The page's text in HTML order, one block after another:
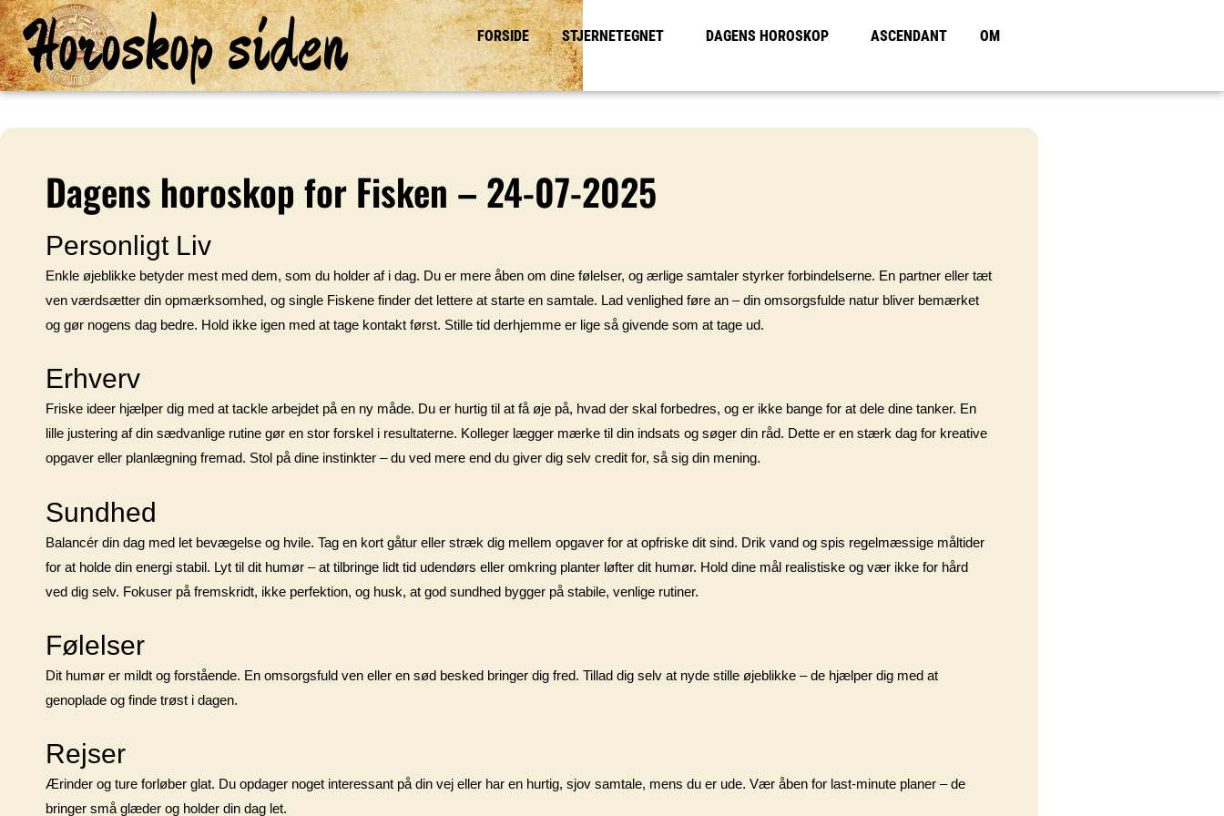
Horoskop siden FORSIDE STJERNETEGNET DAGENS HOROSKOP ASCENDANT OM
Dagens horoskop for Fisken – 24-07-2025
Personligt Liv
Enkle øjeblikke betyder mest med dem, som du holder af i dag. Du er mere åben om dine følelser, og ærlige samtaler styrker forbindelserne. En partner eller tæt
ven værdsætter din opmærksomhed, og single Fiskene finder det lettere at starte en samtale. Lad venlighed føre an – din omsorgsfulde natur bliver bemærket
og gør nogens dag bedre. Hold ikke igen med at tage kontakt først. Stille tid derhjemme er lige så givende som at tage ud.
Erhverv
Friske ideer hjælper dig med at tackle arbejdet på en ny måde. Du er hurtig til at få øje på, hvad der skal forbedres, og er ikke bange for at dele dine tanker. En
lille justering af din sædvanlige rutine gør en stor forskel i resultaterne. Kolleger lægger mærke til din indsats og søger din råd. Dette er en stærk dag for kreative
opgaver eller planlægning fremad. Stol på dine instinkter – du ved mere end du giver dig selv credit for, så sig din mening.
Sundhed
Balancér din dag med let bevægelse og hvile. Tag en kort gåtur eller stræk dig mellem opgaver for at opfriske dit sind. Drik vand og spis regelmæssige måltider
for at holde din energi stabil. Lyt til dit humør – at tilbringe lidt tid udendørs eller omkring planter løfter dit humør. Hold dine mål realistiske og vær ikke for hård
ved dig selv. Fokuser på fremskridt, ikke perfektion, og husk, at god sundhed bygger på stabile, venlige rutiner.
Følelser
Dit humør er mildt og forstående. En omsorgsfuld ven eller en sød besked bringer dig fred. Tillad dig selv at nyde stille øjeblikke – de hjælper dig med at
genoplade og finde trøst i dagen.
Rejser
Ærinder og ture forløber glat. Du opdager noget interessant på din vej eller har en hurtig, sjov samtale, mens du er ude. Vær åben for last-minute planer – de
bringer små glæder og holder din dag let.